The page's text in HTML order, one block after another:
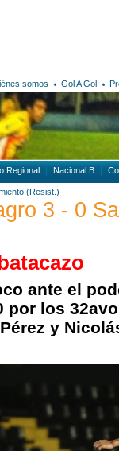
somos Gol A Gol
Regional Nacional B
(Resist.)
3 - 0
ante el
por los
y